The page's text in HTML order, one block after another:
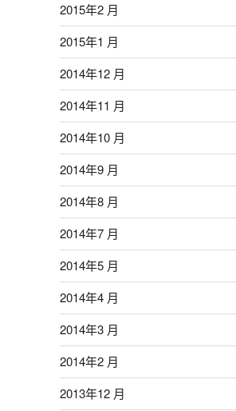
2015年2 月
2015年1 月
2014年12 月
2014年11 月
2014年10 月
2014年9 月
2014年8 月
2014年7 月
2014年5 月
2014年4 月
2014年3 月
2014年2 月
2013年12 月